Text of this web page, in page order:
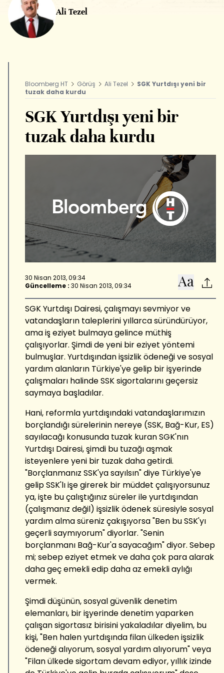
Ali Tezel
Bloomberg HT Görüş Ali Tezel
SGK Yurtdışı yeni bir
tuzak daha kurdu
SGK Yurtdışı yeni bir
tuzak daha kurdu
30 Nisan 2013, 09:34
Güncelleme : 30 Nisan 2013, 09:34
SGK Yurtdışı Dairesi, çalışmayı sevmiyor ve
vatandaşların taleplerini yıllarca süründürüyor,
ama iş eziyet bulmaya gelince müthiş
çalışıyorlar. Şimdi de yeni bir eziyet yöntemi
bulmuşlar. Yurtdışından işsizlik ödeneği ve sosyal
yardım alanların Türkiye'ye gelip bir işyerinde
çalışmaları halinde SSK sigortalarını geçersiz
saymaya başladılar.
Hani, reformla yurtdışındaki vatandaşlarımızın
borçlandığı sürelerinin nereye (SSK, Bağ-Kur, ES)
sayılacağı konusunda tuzak kuran SGK'nın
Yurtdışı Dairesi, şimdi bu tuzağı aşmak
isteyenlere yeni bir tuzak daha getirdi.
"Borçlanmanız SSK'ya sayılsın" diye Türkiye'ye
gelip SSK'lı işe girerek bir müddet çalışıyorsunuz
ya, işte bu çalıştığınız süreler ile yurtdışından
(çalışmanız değil) işsizlik ödenek süresiyle sosyal
yardım alma süreniz çakışıyorsa "Ben bu SSK'yı
geçerli saymıyorum" diyorlar. "Senin
borçlanmanı Bağ-Kur'a sayacağım" diyor. Sebep
mi; sebep eziyet etmek ve daha çok para alarak
daha geç emekli edip daha az emekli aylığı
vermek.
Şimdi düşünün, sosyal güvenlik denetim
elemanları, bir işyerinde denetim yaparken
çalışan sigortasız birisini yakaladılar diyelim, bu
kişi, "Ben halen yurtdışında filan ülkeden işsizlik
ödeneği alıyorum, sosyal yardım alıyorum" veya
"Filan ülkede sigortam devam ediyor, yıllık izinde